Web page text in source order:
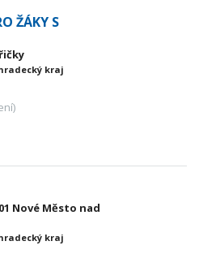
ŽÁKY S
kraj
Nové Město nad
kraj